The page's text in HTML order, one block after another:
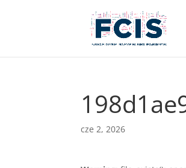
cze 2, 2026